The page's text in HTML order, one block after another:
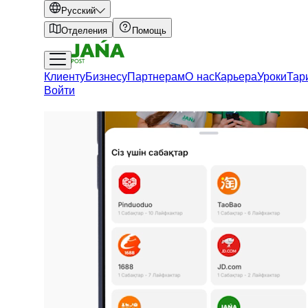
Русский
Отделения
Помощь
КлиентуБизнесуПартнерамО насКарьераУроки
Войти